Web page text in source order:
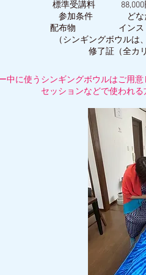
標準受講料 88,000円
参加条件 どなた
配布物 インスト
（シンギングボウルは
修了証（全カリキュラ
中に使うシンギングボウルはご用
セッションなどで使われ